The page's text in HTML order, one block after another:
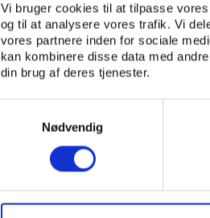
Vi bruger cookies til at tilpasse
og til at analysere vores trafik. Vi
vores partnere inden for sociale
kan kombinere disse data med
din brug af deres tjenester.
Nødvendig
Forskerne har suppleret
identificeret yderligere fire
Interventioner og nye
i form af variation i
selvmonitorering har
til specifikke
Fordet enkelte individ
og følelsen af at være